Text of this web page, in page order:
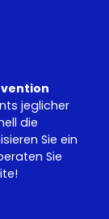
jeglicher
die
Sie ein
Sie